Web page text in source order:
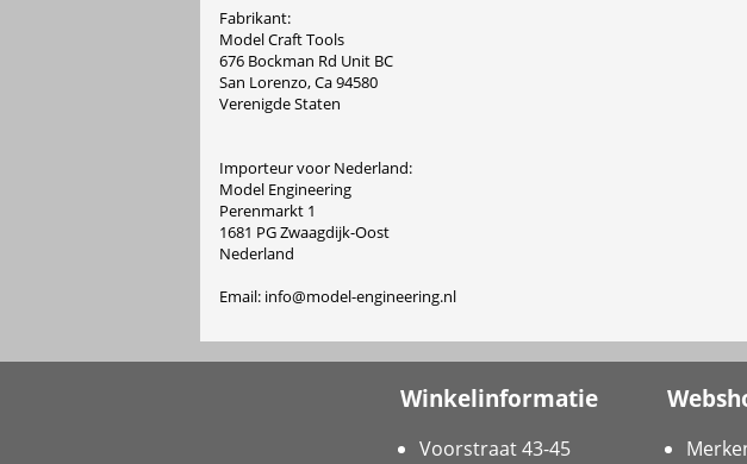
Fabrikant:
Model Craft Tools
676 Bockman Rd Unit BC
San Lorenzo, Ca 94580
Verenigde Staten
Importeur voor Nederland:
Model Engineering
Perenmarkt 1
1681 PG Zwaagdijk-Oost
Nederland
Email: info@model-engineering.nl
Winkelinformatie
Voorstraat 43-45